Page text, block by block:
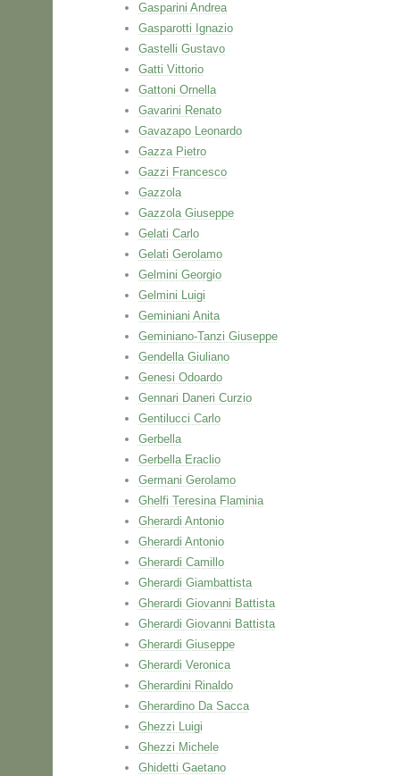
Gasparini Andrea
Gasparotti Ignazio
Gastelli Gustavo
Gatti Vittorio
Gattoni Ornella
Gavarini Renato
Gavazapo Leonardo
Gazza Pietro
Gazzi Francesco
Gazzola
Gazzola Giuseppe
Gelati Carlo
Gelati Gerolamo
Gelmini Georgio
Gelmini Luigi
Geminiani Anita
Geminiano-Tanzi Giuseppe
Gendella Giuliano
Genesi Odoardo
Gennari Daneri Curzio
Gentilucci Carlo
Gerbella
Gerbella Eraclio
Germani Gerolamo
Ghelfi Teresina Flaminia
Gherardi Antonio
Gherardi Antonio
Gherardi Camillo
Gherardi Giambattista
Gherardi Giovanni Battista
Gherardi Giovanni Battista
Gherardi Giuseppe
Gherardi Veronica
Gherardini Rinaldo
Gherardino Da Sacca
Ghezzi Luigi
Ghezzi Michele
Ghidetti Gaetano